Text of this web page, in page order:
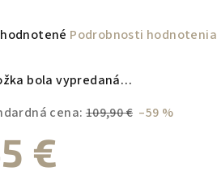
Podrobnosti hodnotenia
bola vypredaná…
cena: 109,90 € –59 %
€